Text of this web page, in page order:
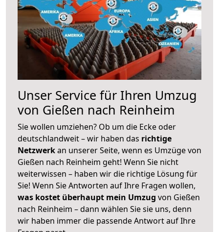
Unser Service für Ihren Umzug
von Gießen nach Reinheim
Sie wollen umziehen? Ob um die Ecke oder
deutschlandweit – wir haben das richtige
Netzwerkan unserer Seite, wenn es Umzüge von
Gießen nach Reinheim geht! Wenn Sie nicht
weiterwissen – haben wir die richtige Lösung für
Sie! Wenn Sie Antworten auf Ihre Fragen wollen,
was kostet überhaupt mein Umzug von Gießen
nach Reinheim – dann wählen Sie sie uns, denn
wir haben immer die passende Antwort auf Ihre